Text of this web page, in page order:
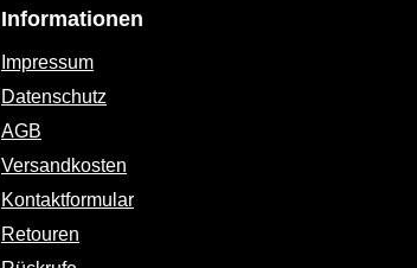
Informationen
Impressum
Datenschutz
AGB
Versandkosten
Kontaktformular
Retouren